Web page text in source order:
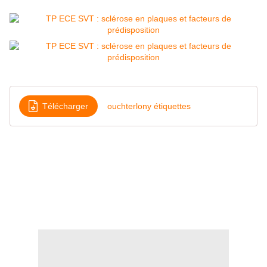
Télécharger ouchterlony étiquettes